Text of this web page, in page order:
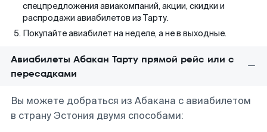
спецпредложения авиакомпаний, акции, скидки и
распродажи авиабилетов из Тарту.
Покупайте авиабилет на неделе, а не в выходные.
Авиабилеты Абакан Тарту прямой рейс или с
пересадками
Вы можете добраться из Абакана с авиабилетом
в страну Эстония двумя способами: